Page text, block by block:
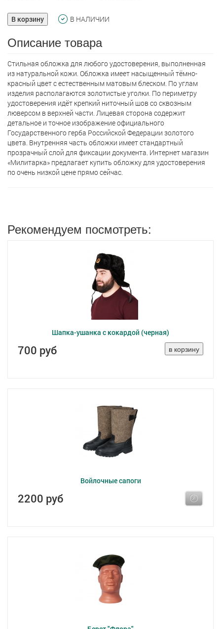
В корзину В НАЛИЧИИ
Описание товара
Стильная обложка для любого удостоверения, выполненная
из натуральной кожи. Обложка имеет насыщенный тёмно-
красный цвет с естественным матовым блеском. По углам
изделия располагаются золотистые уголки. По периметру
удостоверения идёт крепкий ниточный шов со сквозным
люверсом в верхней части. Лицевая сторона содержит
детальное и точное изображение официального
Государственного герба Российской Федерации золотого
цвета. Внутренняя часть обложки имеет стандартный
прозрачный слой для фиксации документа. Интернет магазин
«Милитарка» предлагает кyпить обложку для удостоверения
по очень низкой цене прямо сейчас.
Рекомендуем посмотреть:
Шапка-ушанка с кокардой (черная)
700 руб
Войлочные сапоги
2200 руб